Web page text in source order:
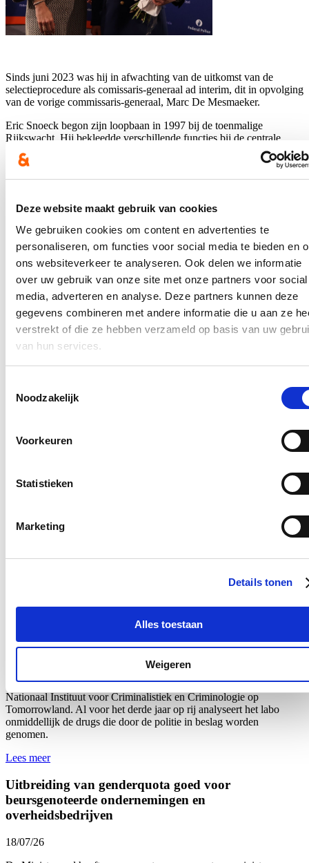
Deze website maakt gebruik van cookies
We gebruiken cookies om content en advertenties te
personaliseren, om functies voor social media te bieden en
ons websiteverkeer te analyseren. Ook delen we informatie
over uw gebruik van onze site met onze partners voor social
media, adverteren en analyse. Deze partners kunnen deze
gegevens combineren met andere informatie die u aan ze
verstrekt of die ze hebben verzameld op basis van uw
van hun services.
Noodzakelijk
Voorkeuren
Statistieken
Marketing
Details tonen
Alles toestaan
Weigeren
Sinds juni 2023 was hij in afwachting van de uitkomst van de
selectieprocedure als comissaris-generaal ad interim, dit in opvolging
van de vorige commissaris-generaal, Marc De Mesmaeker.
Eric Snoeck begon zijn loopbaan in 1997 bij de toenmalige
Rijkswacht. Hij bekleedde verschillende functies bij de centrale
diensten in Brussel, bij de Federale Politie in Eupen en hij was
achtereenvolgens directeur operaties en gerechtelijk directeur bij de
Afgelopen donderdag legde Eric Snoeck de eed af als commissaris-
generaal. Ik wens hem heel veel succes met deze bijzondere
opdracht, en kijk uit naar een verderzetting van onze zeer fijne en
constructieve samenwerking.
Hou me op de hoogte
Ontvang mijn nieuwsbrief.
Ja, ik wens de nieuwsbrief van Annelies Verlinden te ontvangen op
Nieuws
Bezoek aan het mobiele forensisch labo van
Ik bracht een bezoek aan het mobiele forensische labo van het
Nationaal Instituut voor Criminalistiek en Criminologie op
Tomorrowland. Al voor het derde jaar op rij analyseert het labo
onmiddellijk de drugs die door de politie in beslag worden
genomen.
Lees meer
Uitbreiding van genderquota goed voor
beursgenoteerde ondernemingen en
overheidsbedrijven
18/07/26